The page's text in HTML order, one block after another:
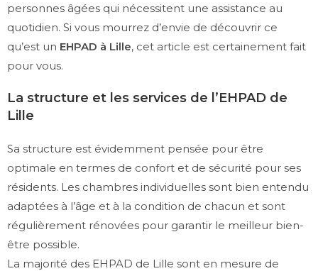
personnes âgées qui nécessitent une assistance au
quotidien. Si vous mourrez d’envie de découvrir ce
qu’est un EHPAD à Lille, cet article est certainement fait
pour vous.
La structure et les services de l’EHPAD de
Lille
Sa structure est évidemment pensée pour être
optimale en termes de confort et de sécurité pour ses
résidents. Les chambres individuelles sont bien entendu
adaptées à l’âge et à la condition de chacun et sont
régulièrement rénovées pour garantir le meilleur bien-
être possible.
La majorité des EHPAD de Lille sont en mesure de